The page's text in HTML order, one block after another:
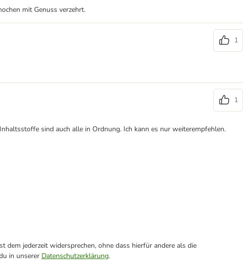
mit Genuss verzehrt.
1
1
sind auch alle in Ordnung. Ich kann es nur weiterempfehlen.
jederzeit widersprechen, ohne dass hierfür andere als die
in unserer Datenschutzerklärung.